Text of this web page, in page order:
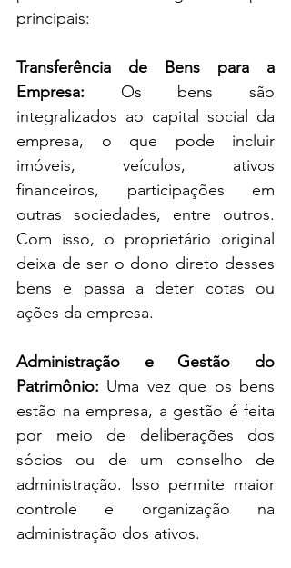
principais:
Transferência de Bens para a
Empresa: Os bens são
integralizados ao capital social da
empresa, o que pode incluir
imóveis, veículos, ativos
financeiros, participações em
outras sociedades, entre outros.
Com isso, o proprietário original
deixa de ser o dono direto desses
bens e passa a deter cotas ou
ações da empresa.
Administração e Gestão do
Patrimônio: Uma vez que os bens
estão na empresa, a gestão é feita
por meio de deliberações dos
sócios ou de um conselho de
administração. Isso permite maior
controle e organização na
administração dos ativos.